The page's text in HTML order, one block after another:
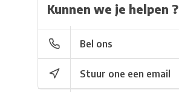
Kunnen we je helpen ?
Bel ons
Stuur one een email